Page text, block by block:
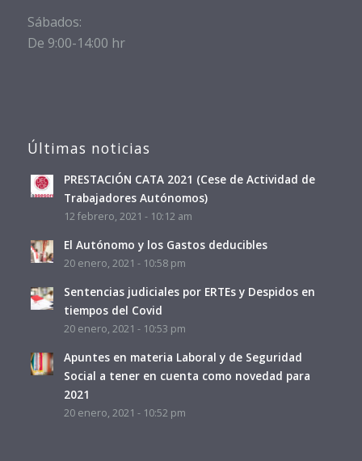
Sábados:
De 9:00-14:00 hr
Últimas noticias
PRESTACIÓN CATA 2021 (Cese de Actividad de
Trabajadores Autónomos)
12 febrero, 2021 - 10:12 am
El Autónomo y los Gastos deducibles
20 enero, 2021 - 10:58 pm
Sentencias judiciales por ERTEs y Despidos en
tiempos del Covid
20 enero, 2021 - 10:53 pm
Apuntes en materia Laboral y de Seguridad
Social a tener en cuenta como novedad para
2021
20 enero, 2021 - 10:52 pm